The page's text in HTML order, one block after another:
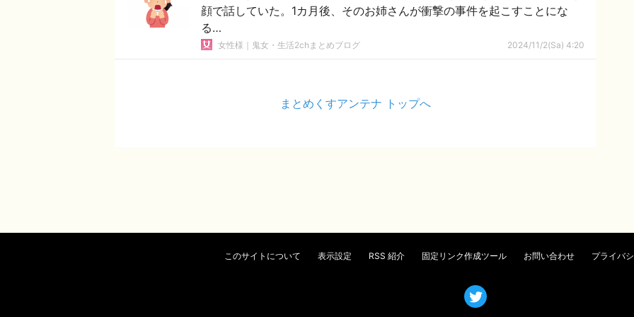
顔で話していた。1カ月後、そのお姉さんが衝撃の事件を起こすことにな
る…
女性様｜鬼女・生活2chまとめブログ 2024/11/2(Sa) 4:20
まとめくすアンテナ トップへ
このサイトについて 表示設定 RSS 紹介 固定リンク作成ツール お問い合わせ プライバ